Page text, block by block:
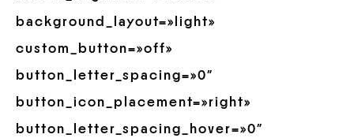
background_layout=»light»
custom_button=»off»
button_letter_spacing=»0″
button_icon_placement=»right»
button_letter_spacing_hover=»0″